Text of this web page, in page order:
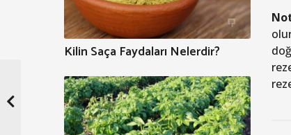
Kilin Saça Faydaları Nelerdir?